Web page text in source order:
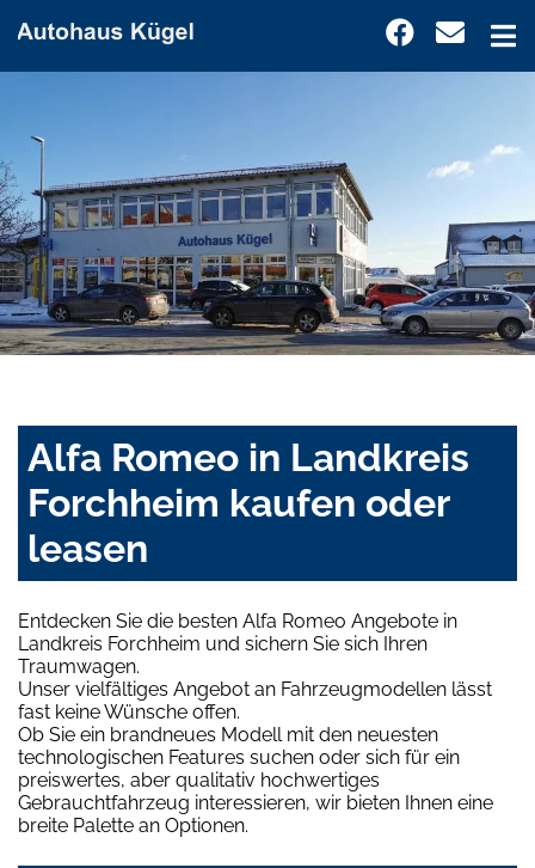
Alfa Romeo in Landkreis
Forchheim kaufen oder
leasen
Entdecken Sie die besten Alfa Romeo Angebote in
Landkreis Forchheim und sichern Sie sich Ihren
Traumwagen.
Unser vielfältiges Angebot an Fahrzeugmodellen lässt
fast keine Wünsche offen.
Ob Sie ein brandneues Modell mit den neuesten
technologischen Features suchen oder sich für ein
preiswertes, aber qualitativ hochwertiges
Gebrauchtfahrzeug interessieren, wir bieten Ihnen eine
breite Palette an Optionen.